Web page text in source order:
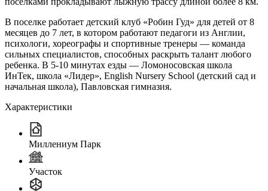
В поселке работает детский клуб «Робин Гуд» для детей от 8
месяцев до 7 лет, в котором работают педагоги из Англии,
психологи, хореографы и спортивные тренеры — команда
сильных специалистов, способных раскрыть талант любого
ребенка. В 5-10 минутах езды — Ломоносовская школа
ИнТек, школа «Лидер», English Nursery School (детский сад и
начальная школа), Павловская гимназия.
Характеристики
Миллениум Парк
Участок